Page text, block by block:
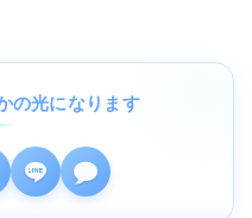
の光になります